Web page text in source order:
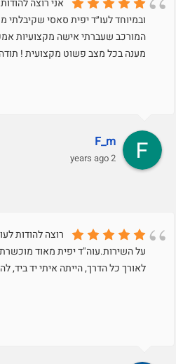
אני רוצה
ובמיוחד לעו״ד יפית סאסי שקיבלתי
המורכב שעברתי אישה מקצועיות
מענה בכל מצב פשוט מקצועית ! תודה
F_m
2 years ago
רוצה להודות
על השירות.עוה"ד יפית מאוד
לאורך כל הדרך, הייתה איתי יד ביד,